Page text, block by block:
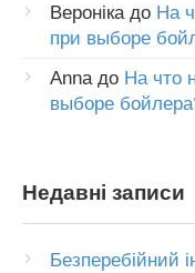
Вероніка до На
при выборе
Anna до На что
выборе
Недавні записи
Безперебійний